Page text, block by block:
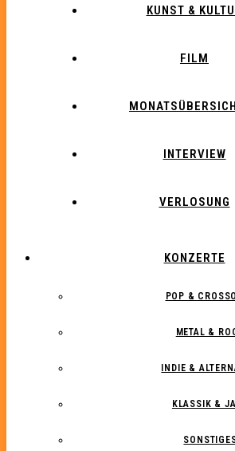
KUNST &
FILM
INTERVIEW
VERLOSUNG
KONZERTE
POP &
METAL &
INDIE &
KLASSIK &